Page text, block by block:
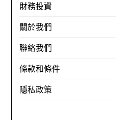
財務投資
關於我們
聯絡我們
條款和條件
隱私政策